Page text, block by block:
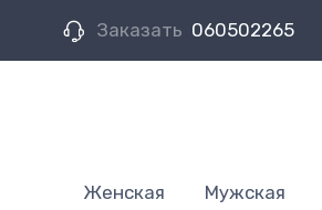
Заказать 060502265
Женская Мужская